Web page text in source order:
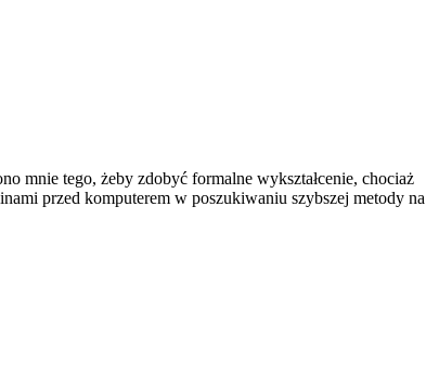
mnie tego, żeby zdobyć formalne wykształcenie, chociaż
przed komputerem w poszukiwaniu szybszej metody na